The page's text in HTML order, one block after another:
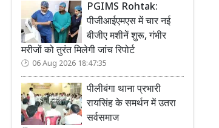
PGIMS Rohtak:
पीजीआईएमएस में चार नई
बीजीए मशीनें शुरू, गंभीर
मरीजों को तुरंत मिलेगी जांच रिपोर्ट
06 Aug 2026 18:47:35
पीलीबंगा थाना प्रभारी
रायसिंह के समर्थन में उतरा
सर्वसमाज